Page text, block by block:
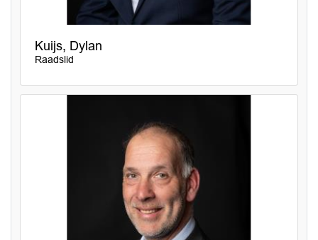
Kuijs, Dylan
Raadslid